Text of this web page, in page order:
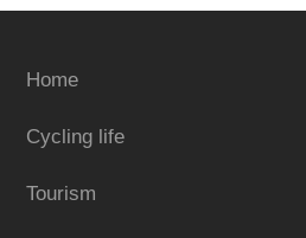
Home
Cycling life
Tourism